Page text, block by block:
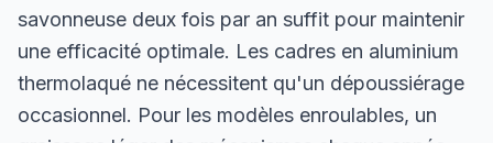
savonneuse deux fois par an suffit pour maintenir
une efficacité optimale. Les cadres en aluminium
thermolaqué ne nécessitent qu'un dépoussiérage
occasionnel. Pour les modèles enroulables, un